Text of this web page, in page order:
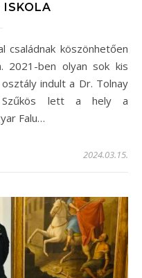
ISKOLA
2021-ben olyan sok kis
indult a Dr. Tolnay
Szűkös lett a hely a
Falu…
2024.03.15.